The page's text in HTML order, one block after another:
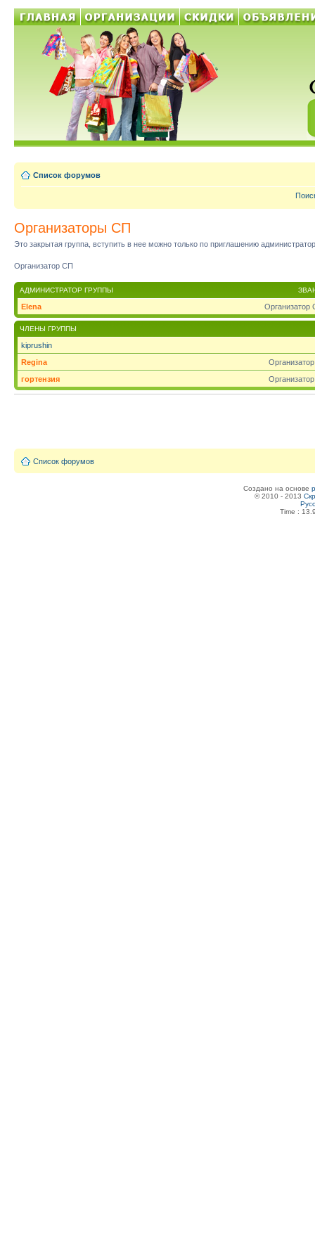
Список форумов
Организаторы СП
Это закрытая группа, вступить в нее можно только по приглашению
Организатор СП
АДМИНИСТРАТОР ГРУППЫ
Организатор
Elena
ЧЛЕНЫ ГРУППЫ
kiprushin
Regina
гортензия
Список форумов
Создано на основе
© 2010 - 2013
Time :